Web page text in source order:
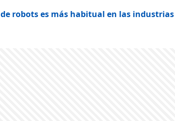
robots es más habitual en las industrias